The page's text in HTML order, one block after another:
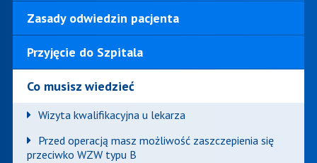
Zasady odwiedzin pacjenta
Przyjęcie do Szpitala
Co musisz wiedzieć
Wizyta kwalifikacyjna u lekarza
Przed operacją masz możliwość zaszczepienia się
przeciwko WZW typu B